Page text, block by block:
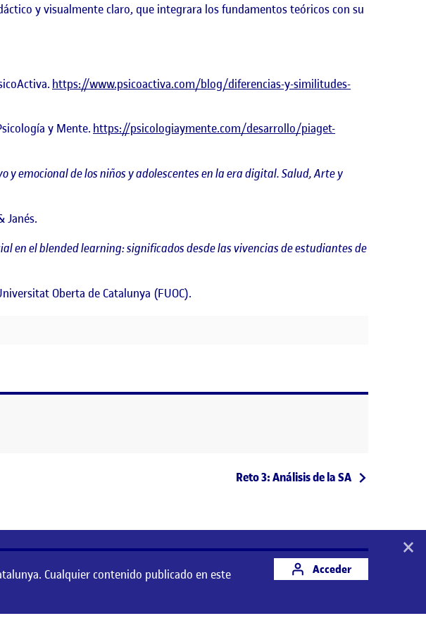
y visualmente claro, que integrara los fundamentos teóricos con su
https://www.psicoactiva.com/blog/diferencias-y-similitudes-
y Mente. https://psicologiaymente.com/desarrollo/piaget-
y emocional de los niños y adolescentes en la era digital.Salud, Arte y
Janés.
en el blended learning: significados desde las vivencias de estudiantes de
Oberta de Catalunya (FUOC).
Entrada siguiente
Reto 3: Análisis de la SA
Cualquier contenido publicado en este
Acceder
×